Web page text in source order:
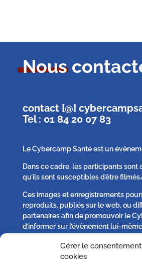
Gérer le
cookies
Nous
contact [@]
Tel : 01 84 20 07 83
Le Cybercamp Santé est un
Dans ce cadre, les participants sont
qu’ils sont susceptibles d’être
Ces images et enregistrements
reproduits, publiés sur le web, ou
partenaires afin de promouvoir le
d’informer sur l’évènement lui-